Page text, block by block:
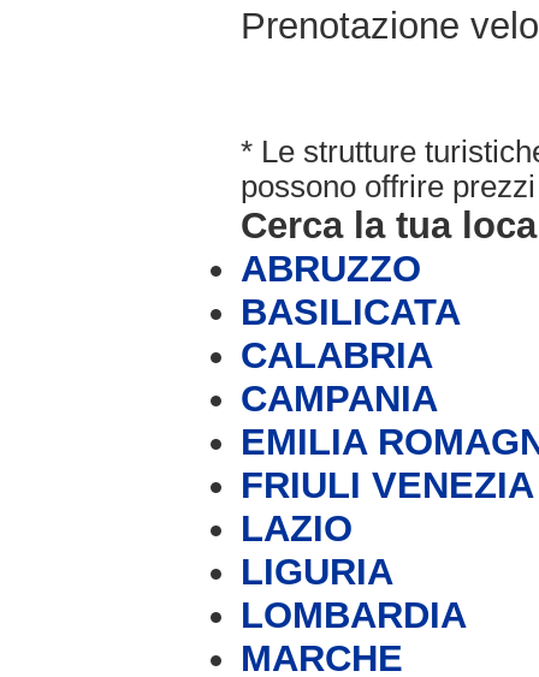
Prenotazione
* Le strutture
possono offrire
Cerca la tua
ABRUZZO
BASILICATA
CALABRIA
CAMPANIA
EMILIA
FRIULI
LAZIO
LIGURIA
LOMBARDIA
MARCHE